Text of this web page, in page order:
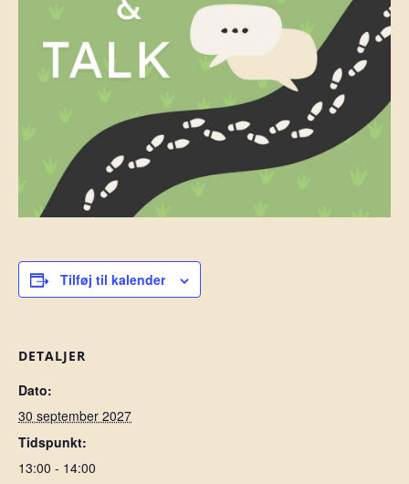
Tilføj til kalender
DETALJER
Dato:
30 september 2027
Tidspunkt:
13:00 - 14:00